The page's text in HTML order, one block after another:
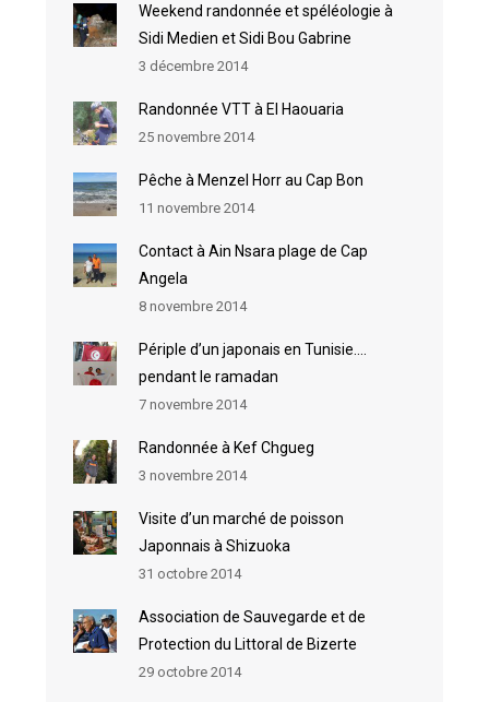
Weekend randonnée et spéléologie à
Sidi Medien et Sidi Bou Gabrine
3 décembre 2014
Randonnée VTT à El Haouaria
25 novembre 2014
Pêche à Menzel Horr au Cap Bon
11 novembre 2014
Contact à Ain Nsara plage de Cap
Angela
8 novembre 2014
Périple d’un japonais en Tunisie….
pendant le ramadan
7 novembre 2014
Randonnée à Kef Chgueg
3 novembre 2014
Visite d’un marché de poisson
Japonnais à Shizuoka
31 octobre 2014
Association de Sauvegarde et de
Protection du Littoral de Bizerte
29 octobre 2014